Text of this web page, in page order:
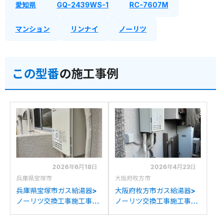
愛知県 GQ-2439WS-1 RC-7607M
マンション リンナイ ノーリツ
この型番の施工事例
2026年6月18日
兵庫県宝塚市
兵庫県宝塚市ガス給湯器>
ノーリツ交換工事施工事
2026年4月23日
大阪府枚方市
大阪府枚方市ガス給湯器>
ノーリツ交換工事施工事